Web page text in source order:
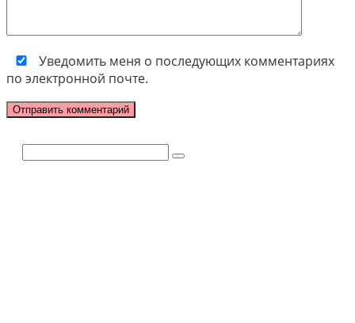
Уведомить меня о последующих комментариях
по электронной почте.
Поиск: